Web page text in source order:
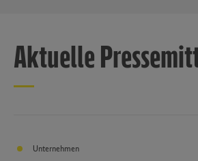
Aktuelle
Unternehmen